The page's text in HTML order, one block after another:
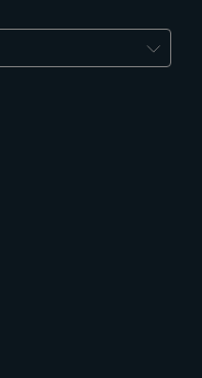
in der
CLNI ?”
in the
I.V.R.
2005,